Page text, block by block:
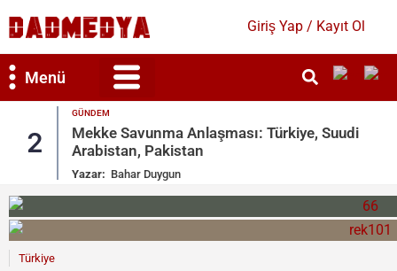
Giriş Yap / Kayıt Ol
Menü
2
GÜNDEM
Mekke Savunma Anlaşması: Türkiye, Suudi
Arabistan, Pakistan
Yazar: Bahar Duygun
Türkiye